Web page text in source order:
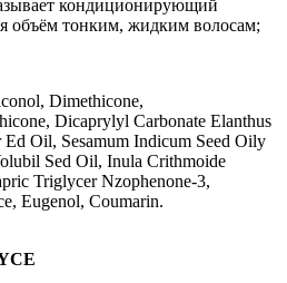
кондиционирующий
объём тонким, жидким волосам;
Dimethicone,
Dicaprylyl Carbonate Elanthus
Oil, Sesamum Indicum Seed Oily
Sed Oil, Inula Crithmoide
Triglycer Nzophenone-3,
Eugenol, Coumarin.